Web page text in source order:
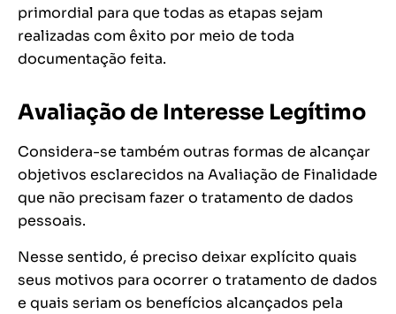
primordial para que todas as etapas sejam
realizadas com êxito por meio de toda
documentação feita.
Avaliação de Interesse Legítimo
Considera-se também outras formas de alcançar
objetivos esclarecidos na Avaliação de Finalidade
que não precisam fazer o tratamento de dados
pessoais.
Nesse sentido, é preciso deixar explícito quais
seus motivos para ocorrer o tratamento de dados
e quais seriam os benefícios alcançados pela